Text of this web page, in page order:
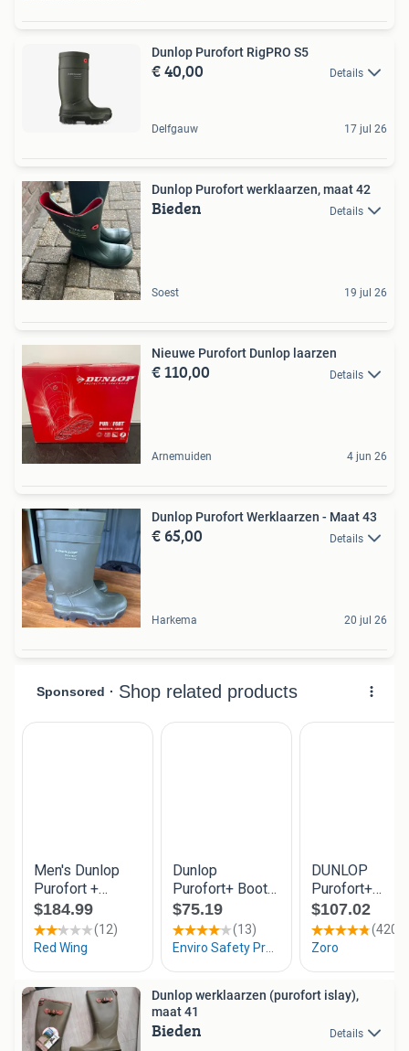
Dunlop Purofort RigPRO S5
€ 40,00 Details
Delfgauw 17 jul 26
Dunlop Purofort werklaarzen, maat 42
Bieden Details
Soest 19 jul 26
Nieuwe Purofort Dunlop laarzen
€ 110,00 Details
Arnemuiden 4 jun 26
Dunlop Purofort Werklaarzen - Maat 43
€ 65,00 Details
Harkema 20 jul 26
Dunlop werklaarzen (purofort islay),
maat 41
Bieden Details